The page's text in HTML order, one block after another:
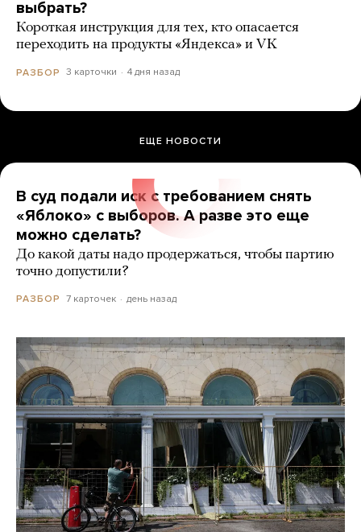
выбрать?
Короткая инструкция для тех, кто опасается
переходить на продукты «Яндекса» и VK
РАЗБОР 3 карточки 4 дня назад
ЕЩЕ НОВОСТИ
В суд подали иск с требованием снять
«Яблоко» с выборов. А разве это еще
можно сделать?
До какой даты надо продержаться, чтобы партию
точно допустили?
РАЗБОР 7 карточек день назад